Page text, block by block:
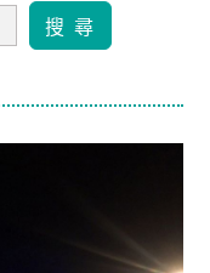
搜 尋